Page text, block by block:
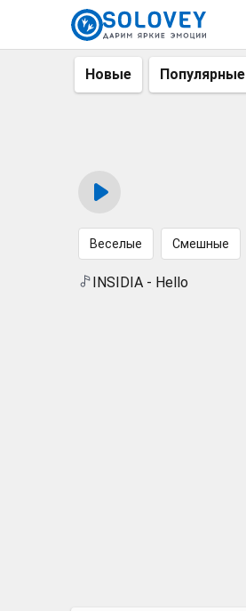
Новые Популярные
Веселые Смешные
INSIDIA - Hello